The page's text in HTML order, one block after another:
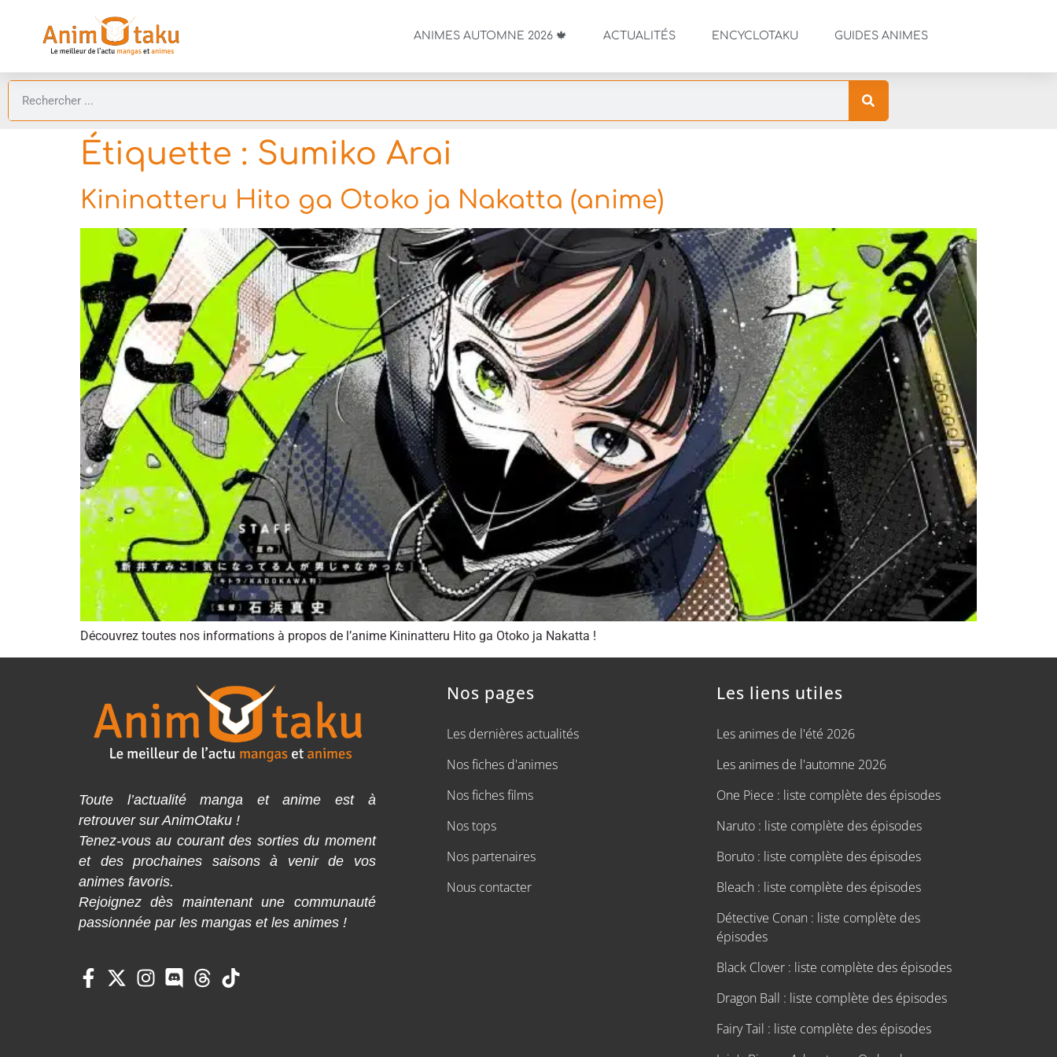
ANIMES AUTOMNE 2026 🍁 ACTUALITÉS ENCYCLOTAKU GUIDES ANIMES
Étiquette : Sumiko Arai
Kininatteru Hito ga Otoko ja Nakatta (anime)
Découvrez toutes nos informations à propos de l’anime Kininatteru Hito ga Otoko ja Nakatta !
Toute l’actualité manga et anime est à
retrouver sur AnimOtaku !
Tenez-vous au courant des sorties du moment
et des prochaines saisons à venir de vos
animes favoris.
Rejoignez dès maintenant une communauté
passionnée par les mangas et les animes !
Nos pages
Les dernières actualités
Nos fiches d'animes
Nos fiches films
Nos tops
Nos partenaires
Nous contacter
Les liens utiles
Les animes de l'été 2026
Les animes de l'automne 2026
One Piece : liste complète des épisodes
Naruto : liste complète des épisodes
Boruto : liste complète des épisodes
Bleach : liste complète des épisodes
Détective Conan : liste complète des
épisodes
Black Clover : liste complète des épisodes
Dragon Ball : liste complète des épisodes
Fairy Tail : liste complète des épisodes